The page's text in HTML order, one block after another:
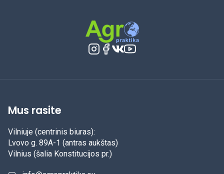
Mus rasite
Vilniuje (centrinis biuras):
Lvovo g. 89A-1 (antras aukštas)
Vilnius (šalia Konstitucijos pr.)